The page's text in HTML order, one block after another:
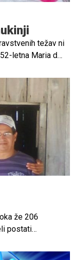
težav ni
letna Maria da
In to ji je tudi
rezom rodila
že 206
postati